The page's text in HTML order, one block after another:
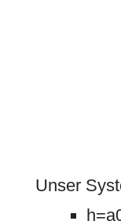
Unser